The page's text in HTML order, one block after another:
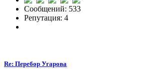
Сообщений: 533
Репутация: 4
Re: Перебор Угарова